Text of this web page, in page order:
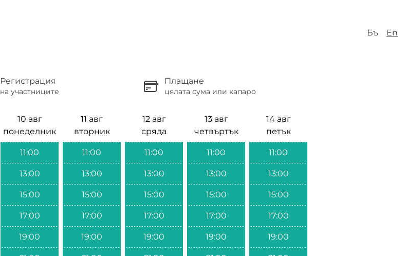
Бъ En
Регистрация
на участниците
Плащане
цялата сума или капаро
10 авг
понеделник
11:00
13:00
15:00
17:00
19:00
11 авг
вторник
11:00
13:00
15:00
17:00
19:00
12 авг
сряда
11:00
13:00
15:00
17:00
19:00
13 авг
четвъртък
11:00
13:00
15:00
17:00
19:00
14 авг
петък
11:00
13:00
15:00
17:00
19:00